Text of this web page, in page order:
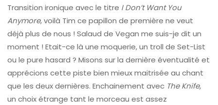
Transition ironique avec le titre I Don’t Want You
Anymore, voilà Tim ce papillon de première ne veut
déjà plus de nous ! Salaud de Vegan me suis-je dit un
moment ! Etait-ce là une moquerie, un troll de Set-List
ou le pure hasard ? Misons sur la dernière éventualité et
apprécions cette piste bien mieux maitrisée au chant
que les deux dernières. Enchainement avec The Knife,
un choix étrange tant le morceau est assez